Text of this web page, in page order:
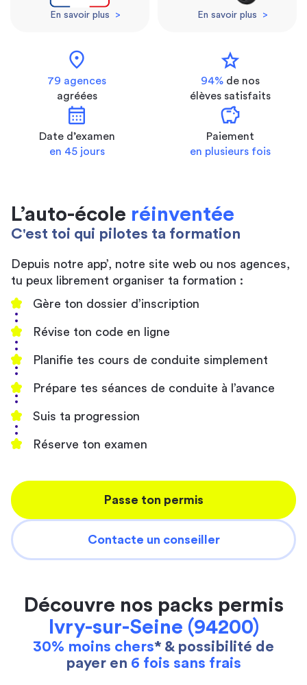
En savoir plus > En savoir plus >
location_on
79 agences
agréées
star
94% de nos
élèves satisfaits
calendar_month
Date d’examen
en 45 jours
savings
Paiement
en plusieurs fois
L’auto-école réinventée
C'est toi qui pilotes ta formation
Depuis notre app’, notre site web ou nos agences,
tu peux librement organiser ta formation :
Gère ton dossier d’inscription
Révise ton code en ligne
Planifie tes cours de conduite simplement
Prépare tes séances de conduite à l’avance
Suis ta progression
Réserve ton examen
Passe ton permis
Contacte un conseiller
Découvre nos packs permis
Ivry-sur-Seine (94200)
30% moins chers* & possibilité de
payer en 6 fois sans frais